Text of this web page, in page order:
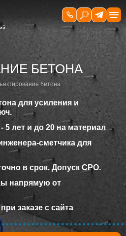
БЕТОНА
бетона
для усиления и
5 лет и до 20 на материал
сметчика для
в срок. Допуск СРО.
напрямую от
заказе с сайта